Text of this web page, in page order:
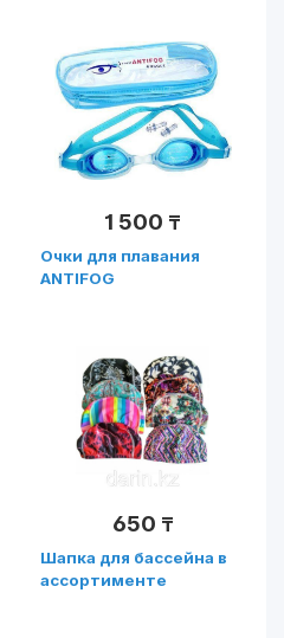
1 500 ₸
Очки для плавания
ANTIFOG
650 ₸
Шапка для бассейна в
ассортименте